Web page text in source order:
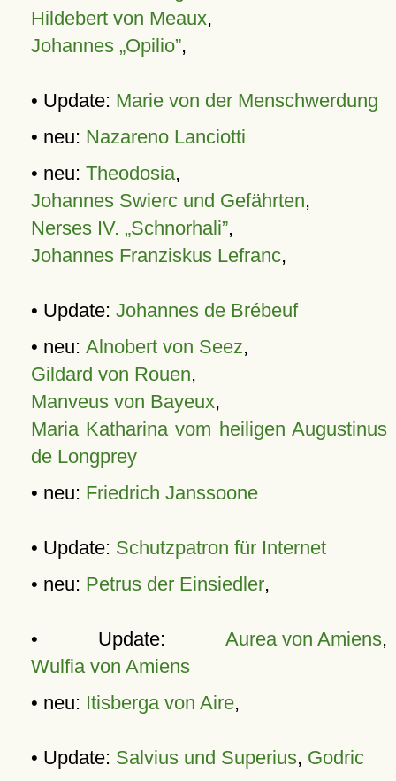
Hildebert von Meaux,
Johannes „Opilio”,
• Update: Marie von der Menschwerdung
• neu: Nazareno Lanciotti
• neu: Theodosia,
Johannes Swierc und Gefährten,
Nerses IV. „Schnorhali”,
Johannes Franziskus Lefranc,
• Update: Johannes de Brébeuf
• neu: Alnobert von Seez,
Gildard von Rouen,
Manveus von Bayeux,
Maria Katharina vom heiligen Augustinus
de Longprey
• neu: Friedrich Janssoone
• Update: Schutzpatron für Internet
• neu: Petrus der Einsiedler,
• Update: Aurea von Amiens,
Wulfia von Amiens
• neu: Itisberga von Aire,
• Update: Salvius und Superius, Godric